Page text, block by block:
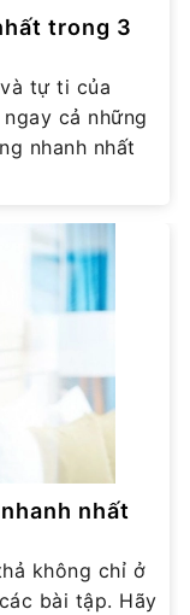
trong 3
tự ti của
cả những
nhanh nhất
nhất
không chỉ ở
bài tập. Hãy